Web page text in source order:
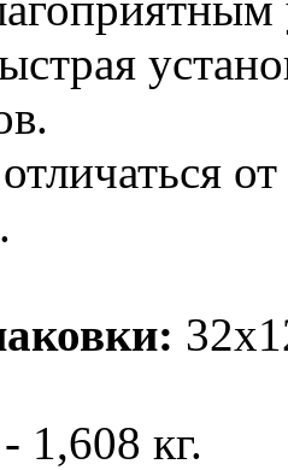
1,608 кг.